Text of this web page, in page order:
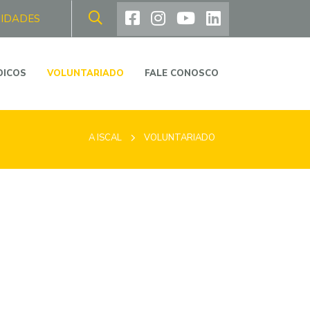
VOLUNTARIADO FALE CONOSCO
A ISCAL VOLUNTARIADO